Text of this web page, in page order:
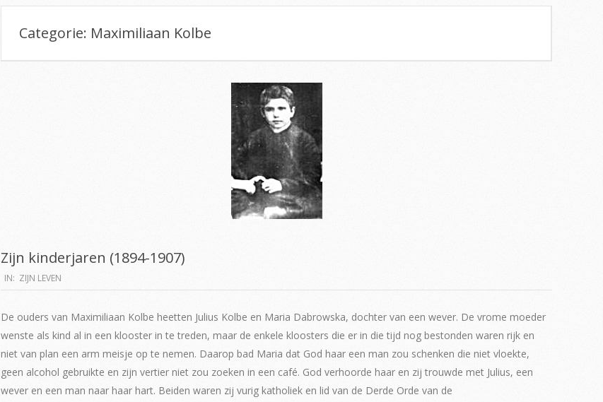
Categorie: Maximiliaan Kolbe
Zijn kinderjaren (1894-1907)
2019-
06-
15
IN: ZIJN LEVEN
De ouders van Maximiliaan Kolbe heetten Julius Kolbe en Maria Dabrowska, dochter van een wever. De vrome moeder
wenste als kind al in een klooster in te treden, maar de enkele kloosters die er in die tijd nog bestonden waren rijk en
niet van plan een arm meisje op te nemen. Daarop bad Maria dat God haar een man zou schenken die niet vloekte,
geen alcohol gebruikte en zijn vertier niet zou zoeken in een café. God verhoorde haar en zij trouwde met Julius, een
wever en een man naar haar hart. Beiden waren zij vurig katholiek en lid van de Derde Orde van de